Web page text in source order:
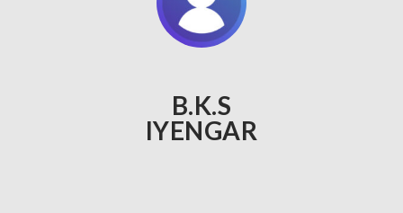
B.K.S
IYENGAR